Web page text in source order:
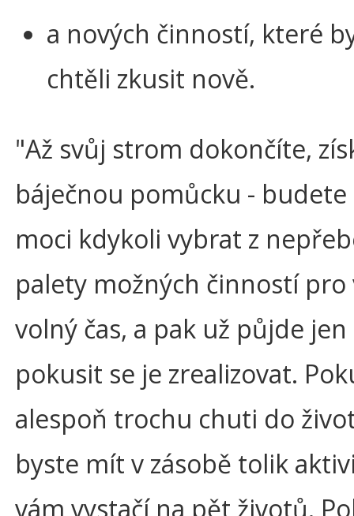
a nových činností, které
chtěli zkusit nově.
"Až svůj strom dokončíte,
báječnou pomůcku -
moci kdykoli vybrat z
palety možných činností pro
volný čas, a pak už půjde
pokusit se je zrealizovat.
alespoň trochu chuti do
byste mít v zásobě tolik
vám vystačí na pět životů.